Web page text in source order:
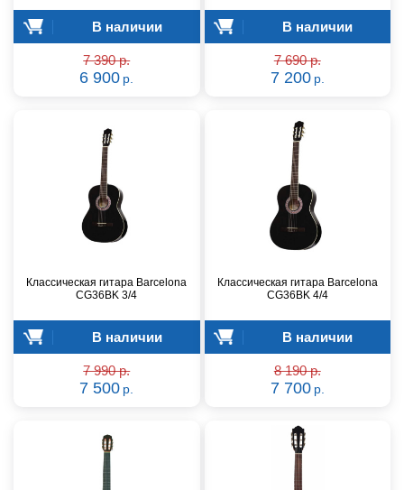
В наличии
7 390 р.
6 900 р.
В наличии
7 690 р.
7 200 р.
Классическая гитара Barcelona
CG36BK 3/4
В наличии
7 990 р.
7 500 р.
Классическая гитара Barcelona
CG36BK 4/4
В наличии
8 190 р.
7 700 р.